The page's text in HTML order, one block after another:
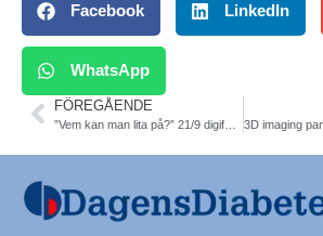
Facebook LinkedIn
WhatsApp
FÖREGÅENDE